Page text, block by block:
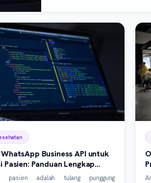
Business API untuk
Panduan Lengkap
pasien adalah tulang punggung